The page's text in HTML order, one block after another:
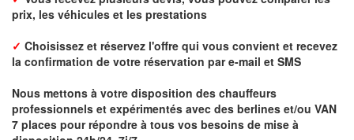
prix, les véhicules et les prestations
✓ Choisissez et réservez l'offre qui vous convient et recevez
la confirmation de votre réservation pare-mail et SMS
Nous mettons à votre disposition des chauffeurs
professionnels et expérimentés avec des berlines et/ou VAN
7 places pour répondre à tous vos besoins de mise à